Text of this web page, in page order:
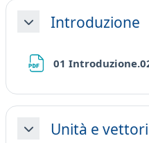
MinimizzaIntroduzione
01
MinimizzaUnità e vettori